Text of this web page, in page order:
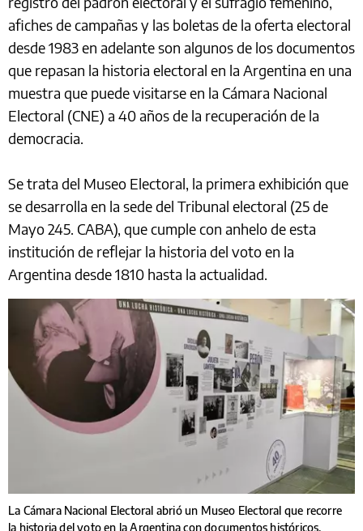
afiches de campañas y las boletas de la oferta electoral
desde 1983 en adelante son algunos de los documentos
que repasan la historia electoral en la Argentina en una
muestra que puede visitarse en la Cámara Nacional
Electoral (CNE) a 40 años de la recuperación de la
democracia.
Se trata del Museo Electoral, la primera exhibición que
se desarrolla en la sede del Tribunal electoral (25 de
Mayo 245. CABA), que cumple con anhelo de esta
institución de reflejar la historia del voto en la
Argentina desde 1810 hasta la actualidad.
La Cámara Nacional Electoral abrió un Museo Electoral que recorre
la historia del voto en la Argentina con documentos históricos.